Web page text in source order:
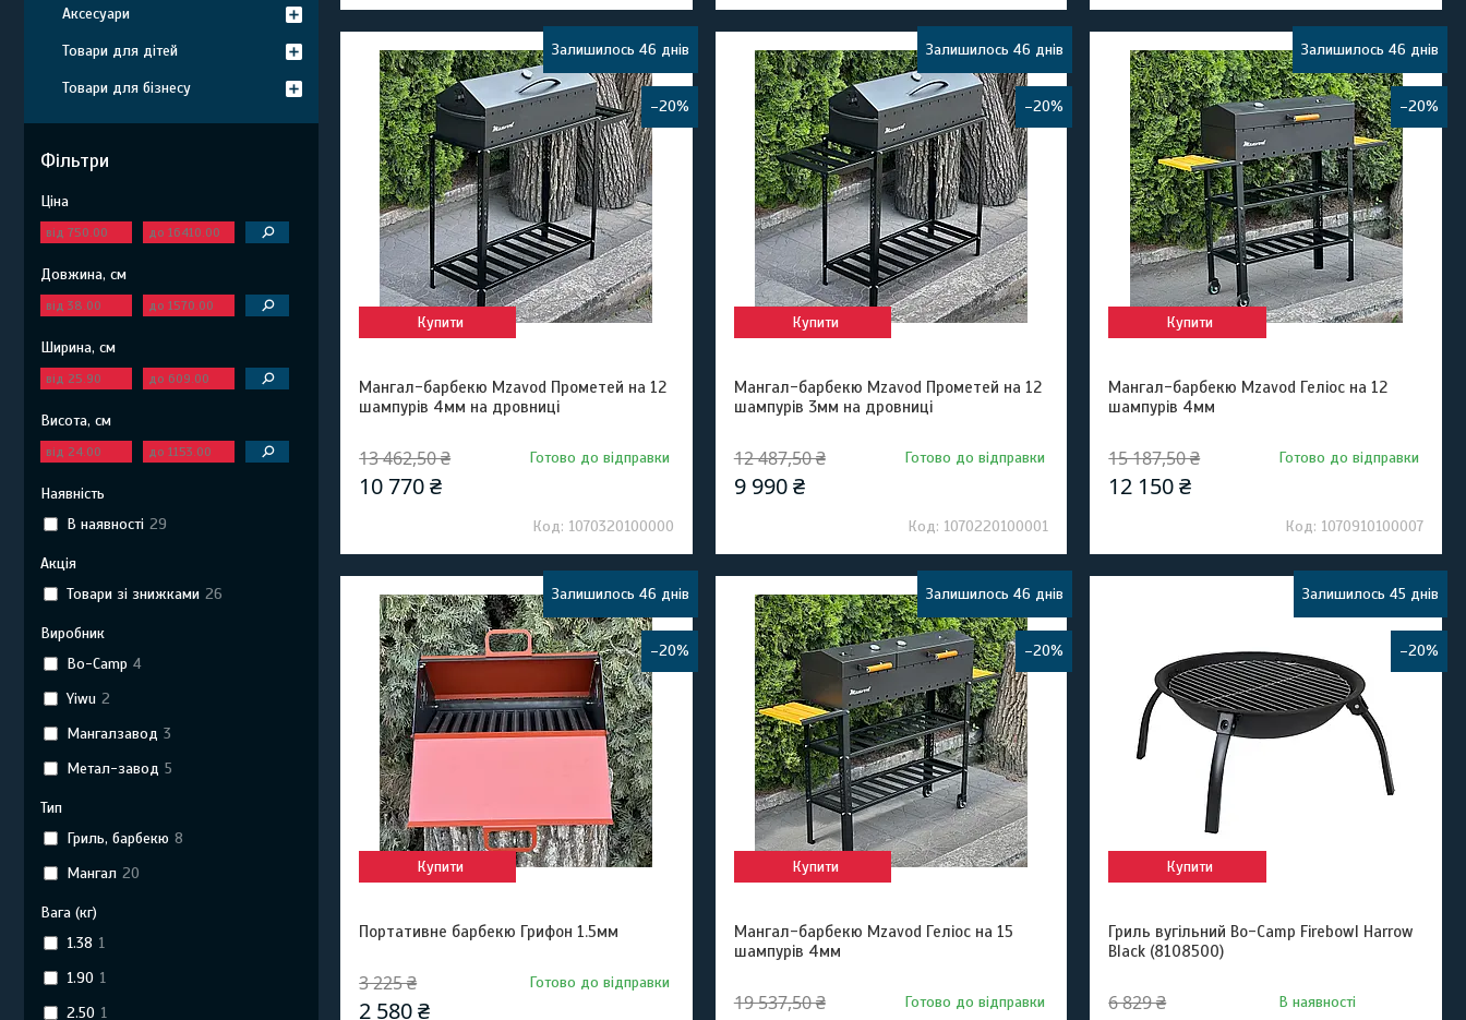
–20%
Залишилось 46 днів
Купити
Мангал-барбекю Mzavod Прометей на 12
шампурів 4мм на дровниці
13 462,50 ₴
10 770 ₴
Готово до відправки
1070320100000
–20%
Залишилось 46 днів
Купити
Мангал-барбекю Mzavod Прометей на 12
шампурів 3мм на дровниці
12 487,50 ₴
9 990 ₴
Готово до відправки
1070220100001
–20%
Залишилось 46 днів
Купити
Мангал-барбекю Mzavod Геліос на 12
шампурів 4мм
15 187,50 ₴
12 150 ₴
Готово до відправки
1070910100007
–20%
Залишилось 46 днів
Купити
Портативне барбекю Грифон 1.5мм
3 225 ₴
2 580 ₴
Готово до відправки
–20%
Залишилось 46 днів
Купити
Мангал-барбекю Mzavod Геліос на 15
шампурів 4мм
19 537,50 ₴ Готово до відправки
–20%
Залишилось 45 днів
Купити
Гриль вугільний Bo-Camp Firebowl Harrow
Black (8108500)
6 829 ₴ В наявності
Аксесуари
Товари для дітей
Товари для бізнесу
Фільтри
Ціна
Довжина, см
Ширина, см
Висота, см
Наявність
В наявності 29
Акція
Товари зі знижками 26
Виробник
Bo-Camp 4
Yiwu 2
Мангалзавод 3
Метал-завод 5
Тип
Гриль, барбекю 8
Мангал 20
Вага (кг)
1.38 1
1.90 1
2.50 1